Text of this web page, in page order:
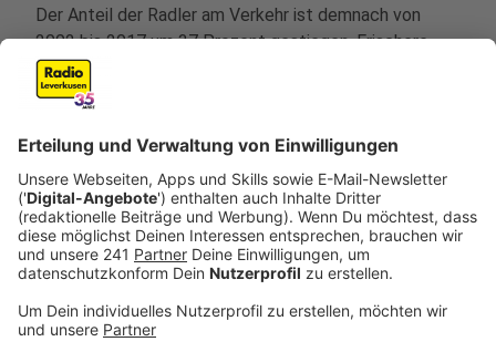
Der Anteil der Radler am Verkehr ist demnach von
2002 bis 2017 um 37 Prozent gestiegen. Frischere
Zahlen gibt es erst im Jahr 2026. Die Zahl der auf
Landstraßen getöteten Radfahrer ist seit 2013 um
gab es 189 Tote auf Landstraßen und knapp 3000
Schwerverletzte.
Anzeige
Ein Drittel der Unfälle geschieht ohne
Einwirkung anderer